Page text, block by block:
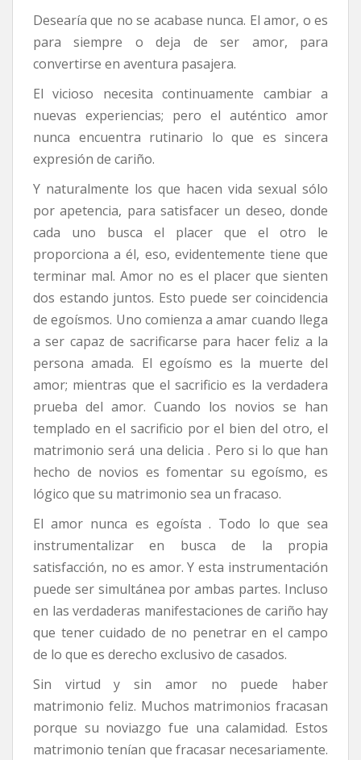
Desearía que no se acabase nunca. El amor, o es
para siempre o deja de ser amor, para
convertirse en aventura pasajera.
El vicioso necesita continuamente cambiar a
nuevas experiencias; pero el auténtico amor
nunca encuentra rutinario lo que es sincera
expresión de cariño.
Y naturalmente los que hacen vida sexual sólo
por apetencia, para satisfacer un deseo, donde
cada uno busca el placer que el otro le
proporciona a él, eso, evidentemente tiene que
terminar mal. Amor no es el placer que sienten
dos estando juntos. Esto puede ser coincidencia
de egoísmos. Uno comienza a amar cuando llega
a ser capaz de sacrificarse para hacer feliz a la
persona amada. El egoísmo es la muerte del
amor; mientras que el sacrificio es la verdadera
prueba del amor. Cuando los novios se han
templado en el sacrificio por el bien del otro, el
matrimonio será una delicia . Pero si lo que han
hecho de novios es fomentar su egoísmo, es
lógico que su matrimonio sea un fracaso.
El amor nunca es egoísta . Todo lo que sea
instrumentalizar en busca de la propia
satisfacción, no es amor. Y esta instrumentación
puede ser simultánea por ambas partes. Incluso
en las verdaderas manifestaciones de cariño hay
que tener cuidado de no penetrar en el campo
de lo que es derecho exclusivo de casados.
Sin virtud y sin amor no puede haber
matrimonio feliz. Muchos matrimonios fracasan
porque su noviazgo fue una calamidad. Estos
matrimonio tenían que fracasar necesariamente.